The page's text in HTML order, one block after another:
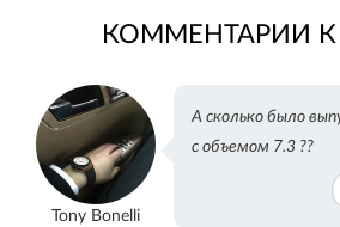
во
ВКонтакте
в
Одноклассниках
КОММЕНТАРИИ К
Tony Bonelli
А сколько было
с объемом 7.3 ??